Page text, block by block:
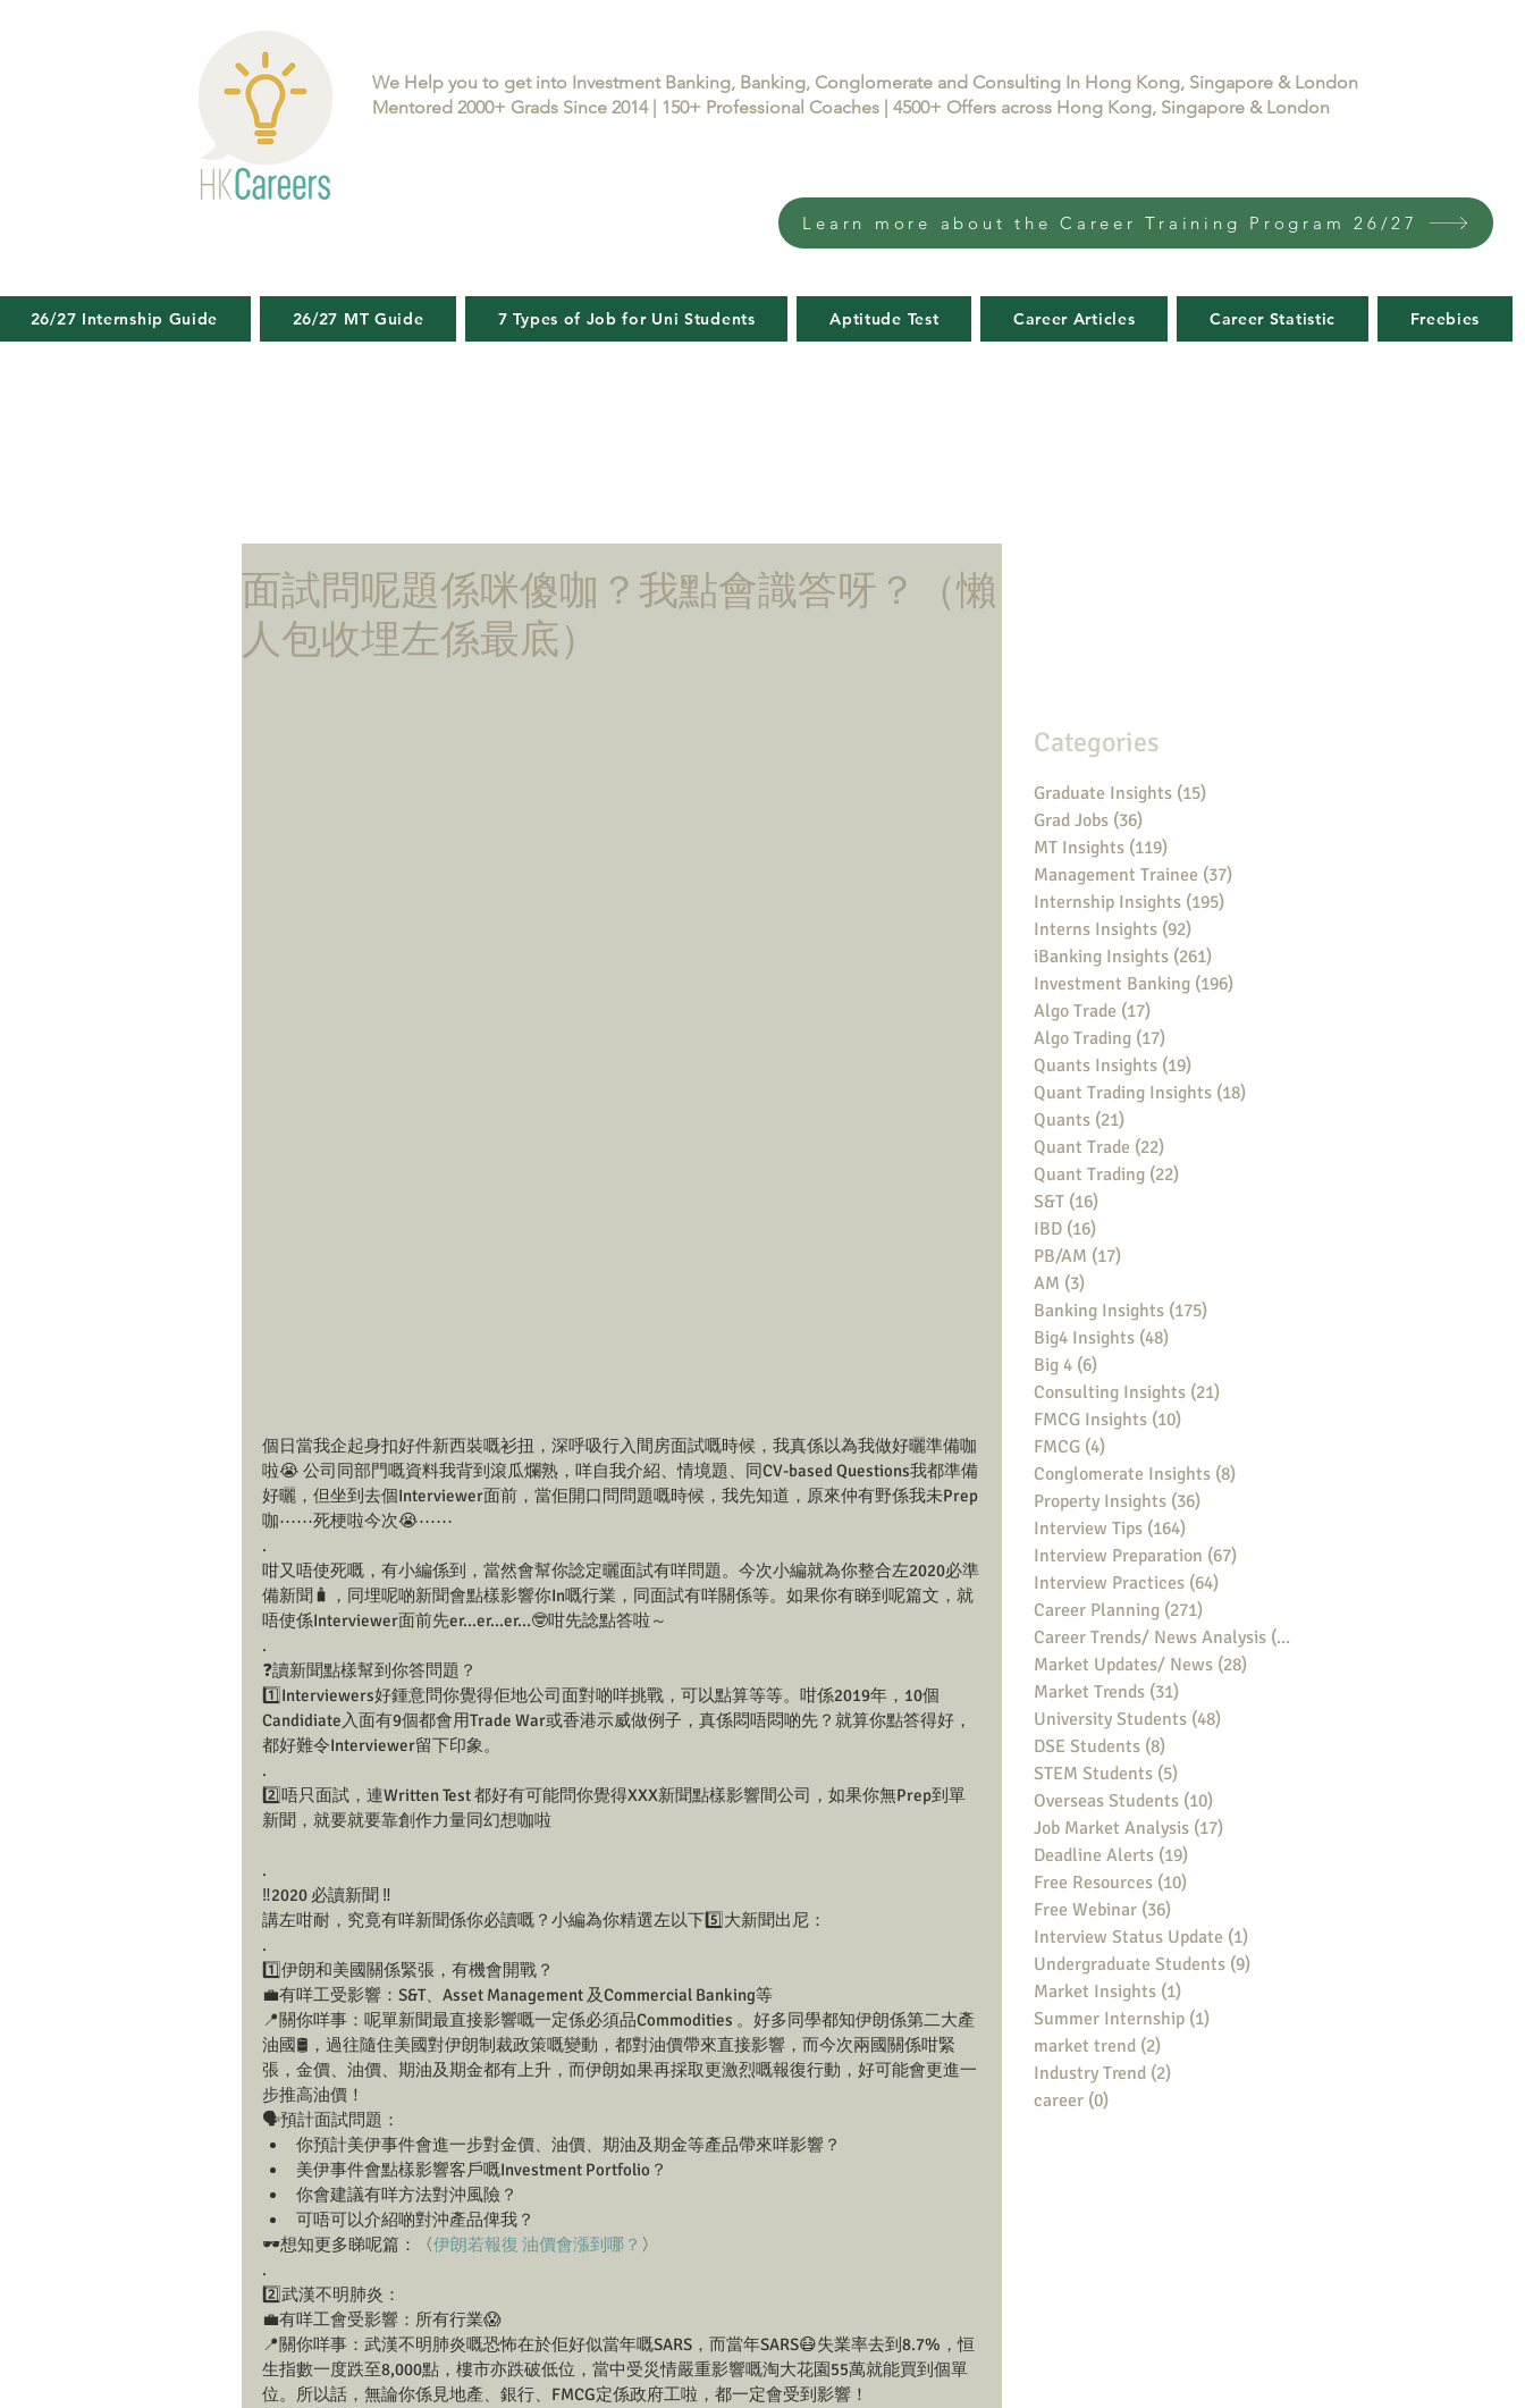
We Help you to get into Investment Banking, Banking, Conglomerate and Consulting In Hong Kong, Singapore & London
Mentored 2000+ Grads Since 2014 | 150+ Professional Coaches | 4500+ Offers across Hong Kong, Singapore & London
Learn more about the Career Training Program 26/27
26/27 Internship Guide 26/27 MT Guide 7 Types of Job for Uni Students Aptitude Test Career Articles Career Statistic Freebies
面試問呢題係咪傻咖？我點會識答呀？（懶
人包收埋左係最底）
個日當我企起身扣好件新西裝嘅衫扭，深呼吸行入間房面試嘅時候，我真係以為我做好曬準備咖
啦😭 公司同部門嘅資料我背到滾瓜爛熟，咩自我介紹、情境題、同CV-based Questions我都準備
好曬，但坐到去個Interviewer面前，當佢開口問問題嘅時候，我先知道，原來仲有野係我未Prep
咖⋯⋯死梗啦今次😭⋯⋯
.
咁又唔使死嘅，有小編係到，當然會幫你諗定曬面試有咩問題。今次小編就為你整合左2020必準
備新聞🧳，同埋呢啲新聞會點樣影響你In嘅行業，同面試有咩關係等。如果你有睇到呢篇文，就
唔使係Interviewer面前先er...er...er...🤓咁先諗點答啦～
.
❓讀新聞點樣幫到你答問題？
1️⃣Interviewers好鍾意問你覺得佢地公司面對啲咩挑戰，可以點算等等。咁係2019年，10個
Candidiate入面有9個都會用Trade War或香港示威做例子，真係悶唔悶啲先？就算你點答得好，
都好難令Interviewer留下印象。
.
2️⃣唔只面試，連Written Test 都好有可能問你覺得XXX新聞點樣影響間公司，如果你無Prep到單
新聞，就要就要靠創作力量同幻想咖啦
.
‼️2020 必讀新聞 ‼️
講左咁耐，究竟有咩新聞係你必讀嘅？小編為你精選左以下5️⃣大新聞出尼：
.
1️⃣伊朗和美國關係緊張，有機會開戰？
💼有咩工受影響：S&T、Asset Management 及Commercial Banking等
📍關你咩事：呢單新聞最直接影響嘅一定係必須品Commodities 。好多同學都知伊朗係第二大產
油國🛢，過往隨住美國對伊朗制裁政策嘅變動，都對油價帶來直接影響，而今次兩國關係咁緊
張，金價、油價、期油及期金都有上升，而伊朗如果再採取更激烈嘅報復行動，好可能會更進一
步推高油價！
🗣預計面試問題：
你預計美伊事件會進一步對金價、油價、期油及期金等產品帶來咩影響？
美伊事件會點樣影響客戶嘅Investment Portfolio？
你會建議有咩方法對沖風險？
可唔可以介紹啲對沖產品俾我？
🕶想知更多睇呢篇：〈伊朗若報復 油價會漲到哪？ 〉
.
2️⃣武漢不明肺炎：
💼有咩工會受影響：所有行業😱
📍關你咩事：武漢不明肺炎嘅恐怖在於佢好似當年嘅SARS，而當年SARS😷失業率去到8.7%，恒
生指數一度跌至8,000點，樓市亦跌破低位，當中受災情嚴重影響嘅淘大花園55萬就能買到個單
位。所以話，無論你係見地產、銀行、FMCG定係政府工啦，都一定會受到影響！
Categories
Graduate Insights (15)
Grad Jobs (36)
MT Insights (119)
Management Trainee (37)
Internship Insights (195)
Interns Insights (92)
iBanking Insights (261)
Investment Banking (196)
Algo Trade (17)
Algo Trading (17)
Quants Insights (19)
Quant Trading Insights (18)
Quants (21)
Quant Trade (22)
Quant Trading (22)
S&T (16)
IBD (16)
PB/AM (17)
AM (3)
Banking Insights (175)
Big4 Insights (48)
Big 4 (6)
Consulting Insights (21)
FMCG Insights (10)
FMCG (4)
Conglomerate Insights (8)
Property Insights (36)
Interview Tips (164)
Interview Preparation (67)
Interview Practices (64)
Career Planning (271)
Career Trends/ News Analysis (148)
Market Updates/ News (28)
Market Trends (31)
University Students (48)
DSE Students (8)
STEM Students (5)
Overseas Students (10)
Job Market Analysis (17)
Deadline Alerts (19)
Free Resources (10)
Free Webinar (36)
Interview Status Update (1)
Undergraduate Students (9)
Market Insights (1)
Summer Internship (1)
market trend (2)
Industry Trend (2)
career (0)